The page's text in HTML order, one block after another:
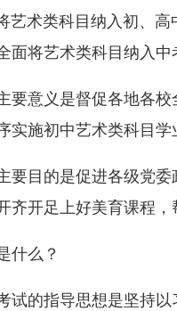
艺术类科目纳入初、
面将艺术类科目纳入
意义是督促各地各校
实施初中艺术类科目学
目的是促进各级党委
齐开足上好美育课程，
么？
的指导思想是坚持以